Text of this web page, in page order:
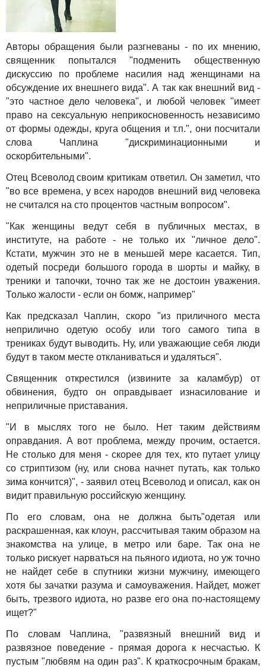
Авторы обращения были разгневаны - по их мнению,
священник попытался "подменить общественную
дискуссию по проблеме насилия над женщинами на
обсуждение их внешнего вида". А так как внешний вид -
"это частное дело человека", и любой человек "имеет
право на сексуальную неприкосновенность независимо
от формы одежды, круга общения и т.п.", они посчитали
слова Чаплина "дискриминационными и
оскорбительными".
Отец Всеволод своим критикам ответил. Он заметил, что
"во все времена, у всех народов внешний вид человека
не считался на сто процентов частным вопросом".
"Как женщины ведут себя в публичных местах, в
институте, на работе - не только их "личное дело".
Кстати, мужчин это не в меньшей мере касается. Тип,
одетый посреди большого города в шорты и майку, в
треники и тапочки, точно так же не достоин уважения.
Только жалости - если он бомж, например"
Как предсказал Чаплин, скоро "из приличного места
неприлично одетую особу или того самого типа в
трениках будут выводить. Ну, или уважающие себя люди
будут в таком месте откланиваться и удаляться".
Священник открестился (извините за каламбур) от
обвинения, будто он оправдывает изнасилование и
неприличные приставания.
"И в мыслях того не было. Нет таким действиям
оправдания. А вот проблема, между прочим, остается.
Не столько для меня - скорее для тех, кто путает улицу
со стриптизом (ну, или снова начнет путать, как только
зима кончится)", - заявил отец Всеволод и описал, как он
видит правильную российскую женщину.
По его словам, она не должна быть"одетая или
раскрашенная, как клоун, рассчитывая таким образом на
знакомства на улице, в метро или баре. Так она не
только рискует нарваться на пьяного идиота, но уж точно
не найдет себе в спутники жизни мужчину, имеющего
хотя бы зачатки разума и самоуважения. Найдет, может
быть, трезвого идиота, но разве его она по-настоящему
ищет?"
По словам Чаплина, "развязный внешний вид и
развязное поведение - прямая дорога к несчастью. К
пустым "любвям на один раз". К краткосрочным бракам,